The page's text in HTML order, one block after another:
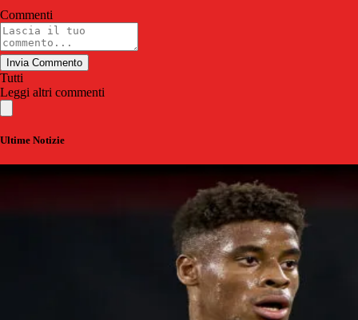
Commenti
Invia Commento
Tutti
Leggi altri commenti
Ultime Notizie